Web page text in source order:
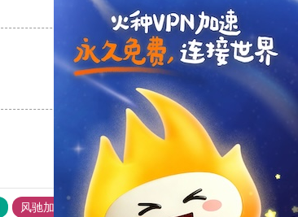
支持 反对
[0]
风驰加速器 旋风加速器